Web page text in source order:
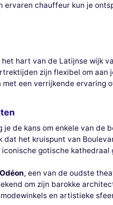
chauffeur kun je
hart van de Latijnse wijk
zijn flexibel om aan
een verrijkende ervaring
de kans om enkele van de
dat het kruispunt van
iconische gotische kathedraal
, een van de oudste
om zijn barokke
en artistieke